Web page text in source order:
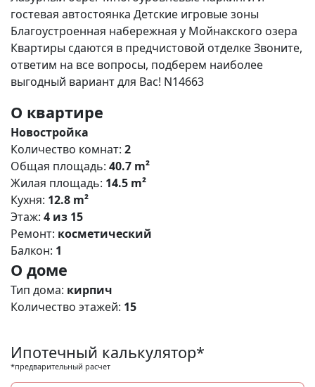
гостевая автостоянка Детские игровые зоны
Благоустроенная набережная у Мойнакского озера
Квартиры сдаются в предчистовой отделке Звоните,
ответим на все вопросы, подберем наиболее
выгодный вариант для Вас! N14663
О квартире
Новостройка
Количество комнат: 2
Общая площадь: 40.7 m²
Жилая площадь: 14.5 m²
Кухня: 12.8 m²
Этаж: 4 из 15
Ремонт: косметический
Балкон: 1
О доме
Тип дома: кирпич
Количество этажей: 15
Ипотечный калькулятор*
*предварительный расчет